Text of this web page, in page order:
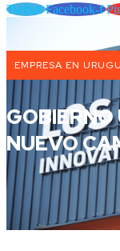
Twitter Facebook-f
EMPRESA EN
NUEVO